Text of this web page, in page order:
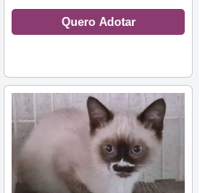
Quero Adotar